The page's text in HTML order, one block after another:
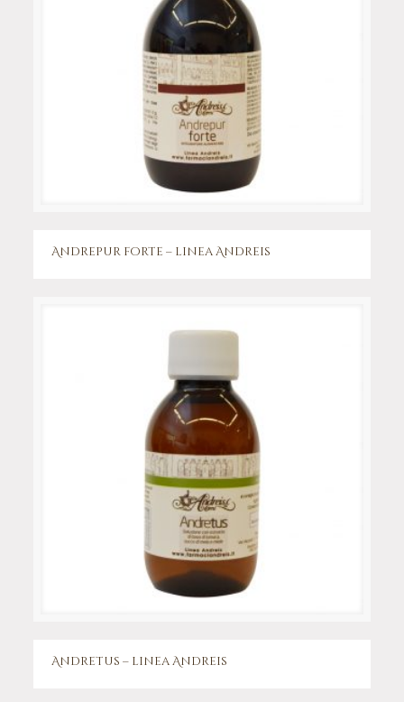
Andrepur forte – linea Andreis
Andretus – linea Andreis